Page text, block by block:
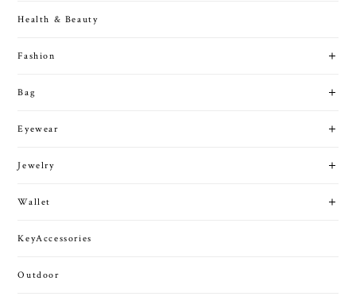
Health & Beauty
Fashion
Bag
Eyewear
Jewelry
Wallet
KeyAccessories
Outdoor